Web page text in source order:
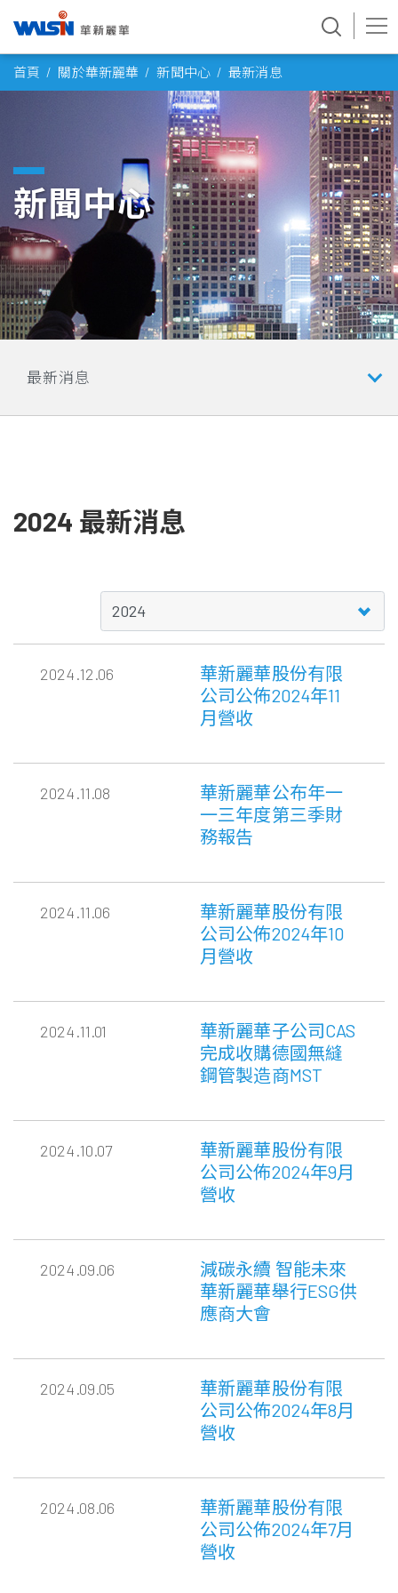
首頁 關於華新麗華 新聞中心 最新消息
新聞中心
2024 最新消息
2024.12.06
華新麗華股份有限
公司公佈2024年11
月營收
2024.11.08
華新麗華公布年一
一三年度第三季財
務報告
2024.11.06
華新麗華股份有限
公司公佈2024年10
月營收
2024.11.01
華新麗華子公司CAS
完成收購德國無縫
鋼管製造商MST
2024.10.07
華新麗華股份有限
公司公佈2024年9月
營收
2024.09.06
減碳永續 智能未來
華新麗華舉行ESG供
應商大會
2024.09.05
華新麗華股份有限
公司公佈2024年8月
營收
2024.08.06
華新麗華股份有限
公司公佈2024年7月
營收